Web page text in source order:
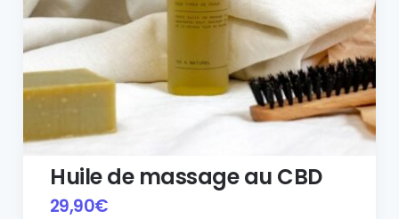
Huile de massage au CBD
29,90€